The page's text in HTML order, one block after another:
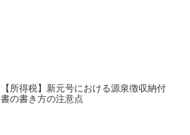
【所得税】新元号における源泉徴収納付
書の書き方の注意点